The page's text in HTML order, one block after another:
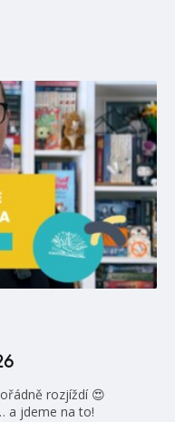
rozjíždí 😍
a jdeme na to!